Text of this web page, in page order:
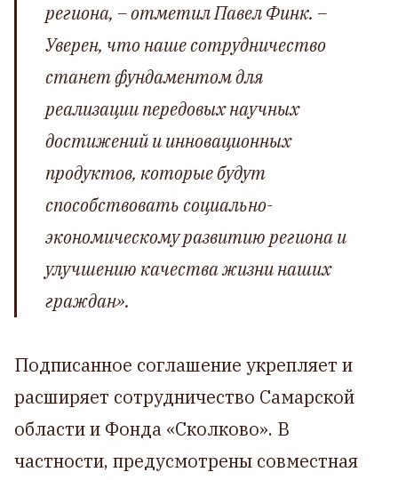
региона, – отметил Павел Финк. –
Уверен, что наше сотрудничество
станет фундаментом для
реализации передовых научных
достижений и инновационных
продуктов, которые будут
способствовать социально-
экономическому развитию региона и
улучшению качества жизни наших
граждан».
Подписанное соглашение укрепляет и
расширяет сотрудничество Самарской
области и Фонда «Сколково». В
частности, предусмотрены совместная